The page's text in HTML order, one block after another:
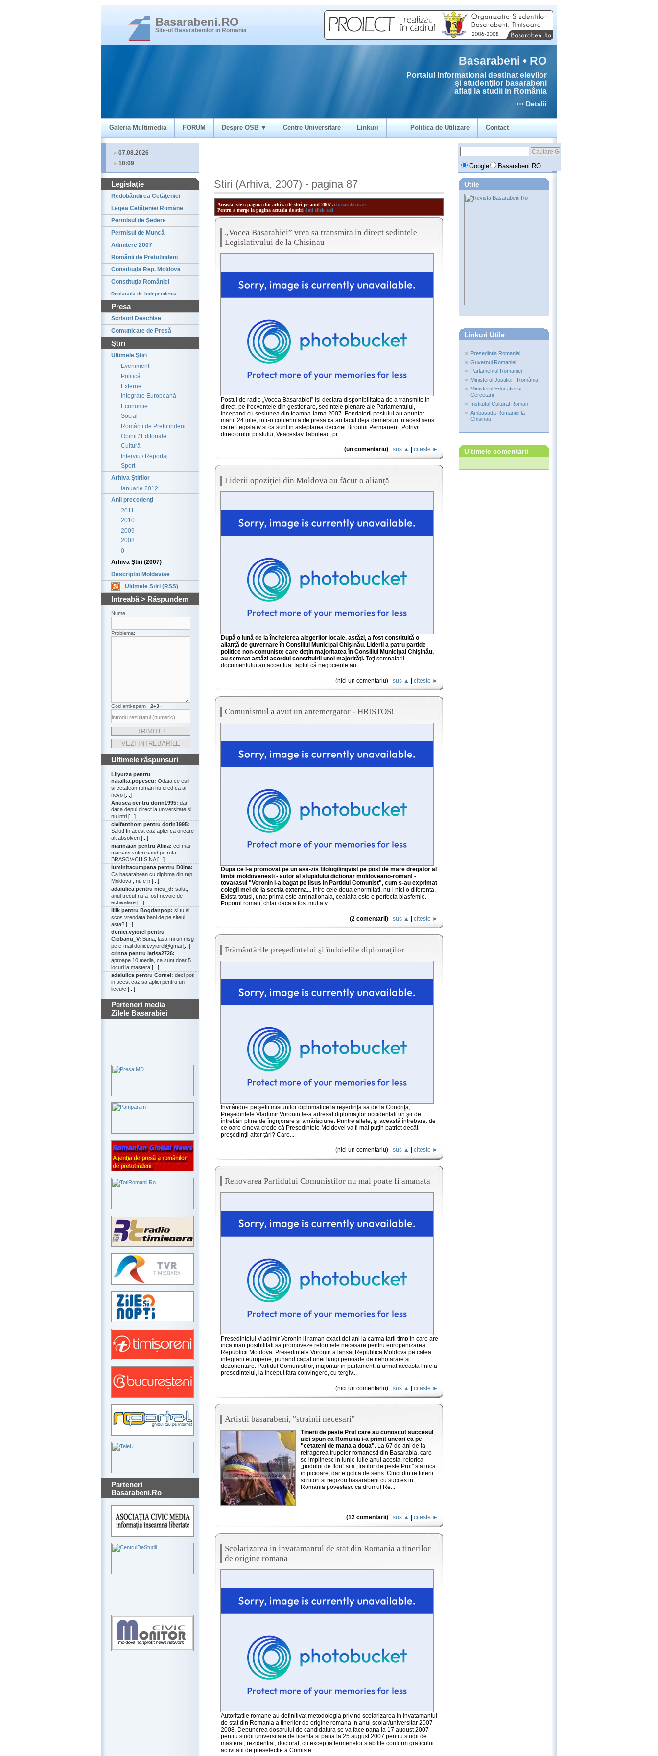
Basarabeni.RO
Site-ul Basarabenilor in Romania
Basarabeni • RO
Portalul informational destinat elevilor
şi studenţilor basarabeni
aflaţi la studii in România
››› Detalii
Galeria Multimedia FORUM Despre OSB ▼ Centre Universitare Linkuri Politica de Utilizare Contact
07.08.2026
10:09
Google Basarabeni.RO
Legislaţie
Redobândirea Cetăţeniei
Legea Cetăţeniei Române
Permisul de Şedere
Permisul de Muncă
Admitere 2007
Românii de Pretutindeni
Constituţia Rep. Moldova
Constituţia României
Declaratia de Independenta
Presa
Scrisori Deschise
Comunicate de Presă
Ştiri
Ultimele Ştiri
Eveniment
Politică
Externe
Integrare Europeană
Economie
Social
Românii de Pretutindeni
Opinii / Editoriale
Cultură
Interviu / Reportaj
Sport
Arhiva Ştirilor
ianuarie 2012
Anii precedenţi
2011
2010
2009
2008
0
Arhiva Ştiri (2007)
Descriptio Moldaviae
Ultimele Stiri (RSS)
Intreabă > Răspundem
Nume:
Problema:
Cod anti-spam | 2+3=
Ultimele răspunsuri
Lilyutza pentru
natalita.popescu: Odata ce esti
si cetatean roman nu cred ca ai
nevo [...]
Anusca pentru dorin1995: dar
daca depui direct la universitate si
nu intri [...]
cielfanthom pentru dorin1995:
Salut! In acest caz aplici ca oricare
alt absolven [...]
marinaian pentru Alina: cei mai
marsavi soferi sand pe ruta
BRASOV-CHISINA[...]
luminitacumpana pentru D0ina:
Ca basarabean cu diploma din rep.
Moldova , nu e n [...]
adaiulica pentru nicu_d: salut,
anul trecut nu a fost nevoie de
echivalare [...]
lilik pentru Bogdanpop: si tu ai
scos vreodata bani de pe siteul
asta? [...]
donici.vyiorel pentru
Ciobanu_V: Buna, lasa-mi un msg
pe e-mail donici.vyiorel@gmai [...]
crinna pentru larisa2726:
aproape 10 media, ca sunt doar 5
locuri la mastera [...]
adaiulica pentru Cornel: deci poti
in acest caz sa aplici pentru un
liceu/c [...]
Perteneri media
Zilele Basarabiei
Parteneri
Basarabeni.Ro
Stiri (Arhiva, 2007) - pagina 87
Aceasta este o pagina din arhiva de stiri pe anul 2007 a basarabeni.ro
Pentru a merge la pagina actuala de stiri dati click aici
„Vocea Basarabiei” vrea sa transmita in direct sedintele
Legislativului de la Chisinau
Postul de radio „Vocea Basarabiei” isi declara disponibilitatea de a transmite in
direct, pe frecventele din gestionare, sedintele plenare ale Parlamentului,
incepand cu sesiunea din toamna-iarna 2007. Fondatorii postului au anuntat
marti, 24 iulie, intr-o conferinta de presa ca au facut deja demersuri in acest sens
catre Legislativ si ca sunt in asteptarea deciziei Biroului Permanent. Potrivit
directorului postului, Veaceslav Tabuleac, pr...
(un comentariu) sus ▲ citeste ►
Liderii opoziţiei din Moldova au făcut o alianţă
După o lună de la încheierea alegerilor locale, astăzi, a fost constituită o
alianţă de guvernare în Consiliul Municipal Chişinău. Liderii a patru partide
politice non-comuniste care deţin majoritatea în Consiliul Municipal Chişinău,
au semnat astăzi acordul constituirii unei majorităţi.Toţi semnatarii
documentului au accentuat faptul că negocierile au ...
(nici un comentariu) sus ▲ citeste ►
Comunismul a avut un antemergator - HRISTOS!
Dupa ce l-a promovat pe un asa-zis filolog/lingvist pe post de mare dregator al
limbii moldovenesti - autor al stupidului dictionar moldoveano-roman! -
tovarasul "Voronin l-a bagat pe Iisus in Partidul Comunist", cum s-au exprimat
colegii mei de la sectia externa...Intre cele doua enormitati, nu-i nici o diferenta.
Exista totusi, una: prima este antinationala, cealalta este o perfecta blasfemie.
Poporul roman, chiar daca a fost multa v...
(2 comentarii) sus ▲ citeste ►
Frământările preşedintelui şi îndoielile diplomaţilor
Invitându-i pe şefii misiunilor diplomatice la reşedinţa sa de la Condriţa,
Preşedintele Vladimir Voronin le-a adresat diplomaţilor occidentali un şir de
întrebări pline de îngrijorare şi amărăciune. Printre altele, şi această întrebare: de
ce oare cineva crede că Preşedintele Moldovei va fi mai puţin patriot decât
preşedinţii altor ţări? Care...
(nici un comentariu) sus ▲ citeste ►
Renovarea Partidului Comunistilor nu mai poate fi amanata
Presedintelui Vladimir Voronin ii raman exact doi ani la carma tarii timp in care are
inca mari posibilitati sa promoveze reformele necesare pentru europenizarea
Republicii Moldova. Presedintele Voronin a lansat Republica Moldova pe calea
integrarii europene, punand capat unei lungi perioade de nehotarare si
dezorientare. Partidul Comunistilor, majoritar in parlament, a urmat aceasta linie a
presedintelui, la inceput fara convingere, cu tergiv...
(nici un comentariu) sus ▲ citeste ►
Artistii basarabeni, "strainii necesari"
Tinerii de peste Prut care au cunoscut succesul
aici spun ca Romania i-a primit uneori ca pe
"cetateni de mana a doua". La 67 de ani de la
retragerea trupelor romanesti din Basarabia, care
se implinesc in iunie-iulie anul acesta, retorica
„podului de flori” si a „fratilor de peste Prut” sta inca
in picioare, dar e golita de sens. Cinci dintre tinerii
scriitori si regizori basarabeni cu succes in
Romania povestesc ca drumul Re...
(12 comentarii) sus ▲ citeste ►
Scolarizarea in invatamantul de stat din Romania a tinerilor
de origine romana
Autoritatile romane au definitivat metodologia privind scolarizarea in invatamantul
de stat din Romania a tinerilor de origine romana in anul scolar/universitar 2007-
2008. Depunerea dosarului de candidatura se va face pana la 17 august 2007 –
pentru studii universitare de licenta si pana la 25 august 2007 pentru studii de
masterat, rezidentiat, doctorat, cu exceptia termenelor stabilite conform graficului
activitatii de preselectie a Comisie...
Utile
Linkuri Utile
Presedintia Romaniei
Guvernul Romaniei
Parlamentul Romaniei
Ministerul Justitiei - România
Ministerul Educatiei si
Cercetarii
Institutul Cultural Roman
Ambasada Romaniei la
Chisinau
Ultimele comentarii